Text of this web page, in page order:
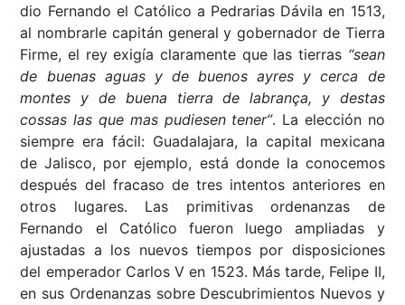
dio Fernando el Católico a Pedrarias Dávila en 1513,
al nombrarle capitán general y gobernador de Tierra
Firme, el rey exigía claramente que las tierras “sean
de buenas aguas y de buenos ayres y cerca de
montes y de buena tierra de labrança, y destas
cossas las que mas pudiesen tener”. La elección no
siempre era fácil: Guadalajara, la capital mexicana
de Jalisco, por ejemplo, está donde la conocemos
después del fracaso de tres intentos anteriores en
otros lugares. Las primitivas ordenanzas de
Fernando el Católico fueron luego ampliadas y
ajustadas a los nuevos tiempos por disposiciones
del emperador Carlos V en 1523. Más tarde, Felipe II,
en sus Ordenanzas sobre Descubrimientos Nuevos y